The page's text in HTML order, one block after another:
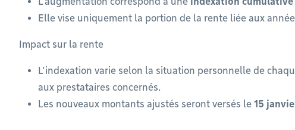
Elle vise uniquement la portion de la rente liée aux
Impact sur la rente
L’indexation varie selon la situation personnelle de
aux prestataires concernés.
Les nouveaux montants ajustés seront versés le 15